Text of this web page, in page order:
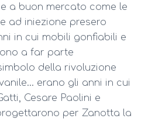
a buon mercato come le
ad iniezione presero
in cui mobili gonfiabili e
a far parte
della rivoluzione
erano gli anni in cui
Cesare Paolini e
per Zanotta la